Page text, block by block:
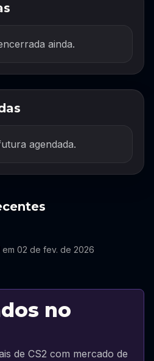
ainda.
agendada.
em 02 de fev. de 2026
no
de CS2 com mercado de